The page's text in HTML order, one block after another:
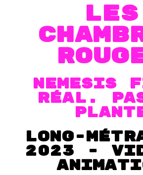
Les
Nemesis
RÉAL.
long-
2023 -